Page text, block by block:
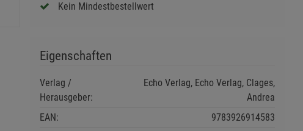
Kein Mindestbestellwert
Eigenschaften
Verlag /
Herausgeber:
Echo Verlag, Echo Verlag, Clages,
Andrea
EAN:
9783926914583